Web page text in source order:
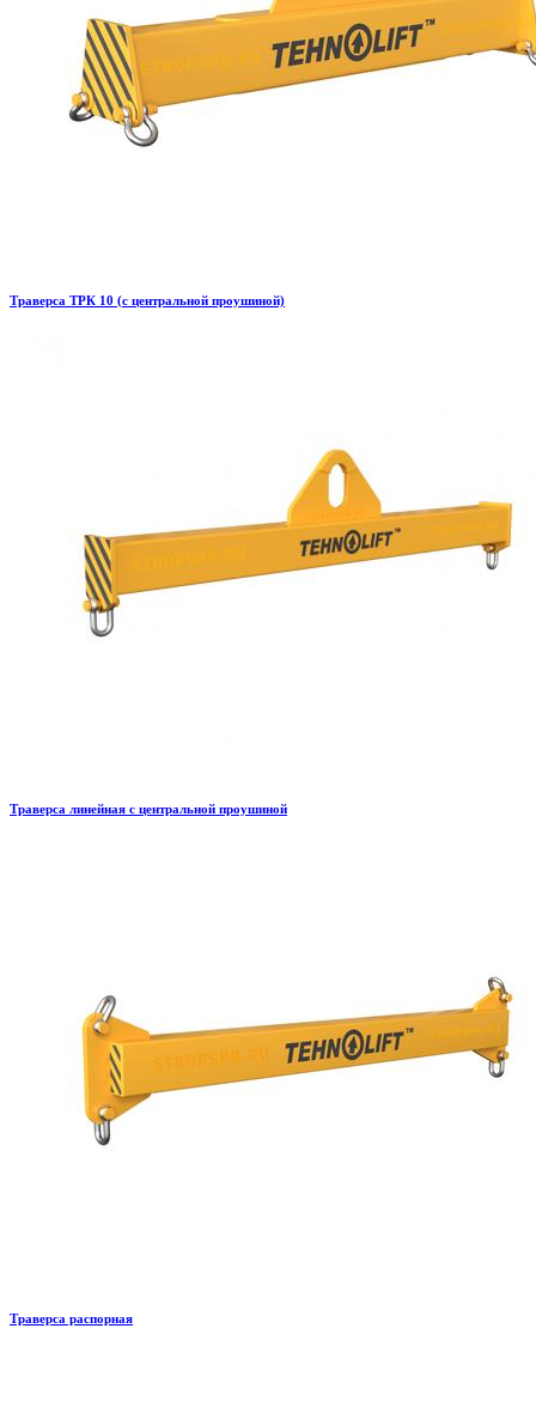
Траверса ТРК 10 (с центральной проушиной)
Траверса линейная с центральной проушиной
Траверса распорная